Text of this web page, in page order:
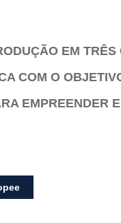
EM TRÊS
COM O
EMPREENDER